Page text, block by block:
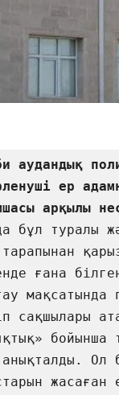
аудандық
ер
бұл туралы
ғана
мақсатында
сақшылары
бойынша
Ол